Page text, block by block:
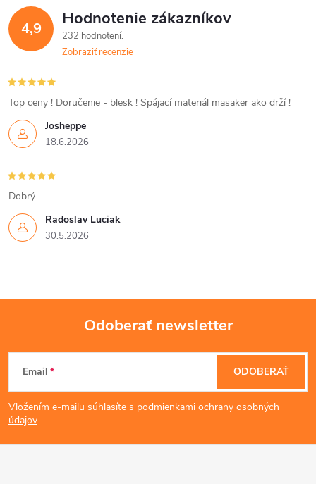
4,9 Hodnotenie zákazníkov
232 hodnotení
Zobraziť recenzie
Josheppe
18.6.2026
Top ceny ! Doručenie - blesk ! Spájací materiál masaker ako drží !
Radoslav Luciak
30.5.2026
Dobrý
Z
á
p
Odoberať newsletter
Email
Vložením e-mailu súhlasíte s podmienkami ochrany osobných
údajov
ODOBERAŤ